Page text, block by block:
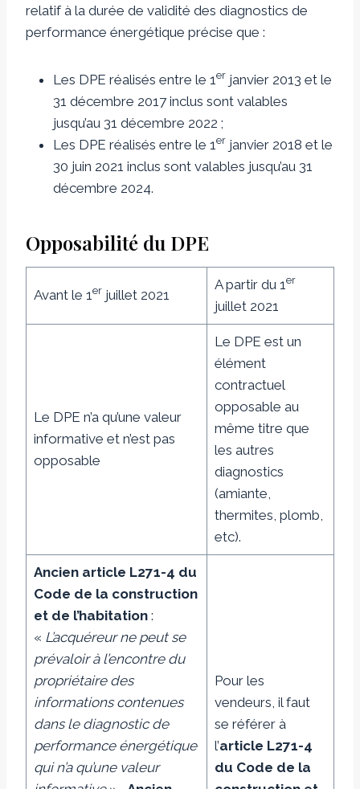
relatif à la durée de validité des diagnostics de
performance énergétique précise que :
Les DPE réalisés entre le 1 er janvier 2013 et le
31 décembre 2017 inclus sont valables
jusqu’au 31 décembre 2022 ;
Les DPE réalisés entre le 1 er janvier 2018 et le
30 juin 2021 inclus sont valables jusqu’au 31
décembre 2024.
Opposabilité du DPE
Avant le 1 erjuillet 2021
A partir du 1 er
juillet 2021
Le DPE n’a qu’une valeur
informative et n’est pas
opposable
Le DPE est un
élément
contractuel
opposable au
même titre que
les autres
diagnostics
(amiante,
thermites, plomb,
etc).
Ancien article L271-4 du
Code de la construction
et de l’habitation:
« L’acquéreur ne peut se
prévaloir à l’encontre du
propriétaire des
informations contenues
dans le diagnostic de
performance énergétique
qui n’a qu’une valeur
Pour les
vendeurs, il faut
se référer à
l’article L271-4
du Code de la